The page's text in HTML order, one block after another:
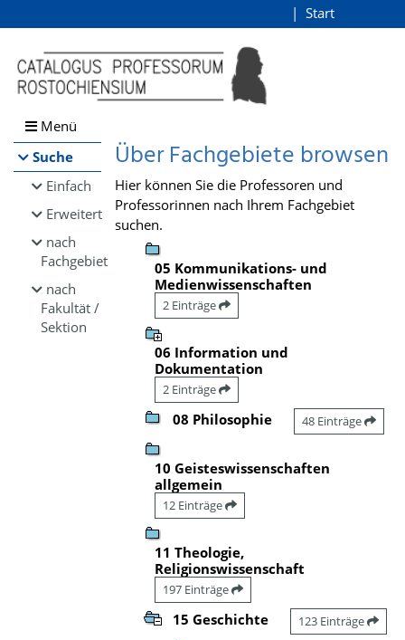
Browsen
direkt zum Inhalt
Start
Menü
Suche
Einfach
Erweitert
nach
Fachgebiet
nach
Fakultät /
Sektion
Über Fachgebiete browsen
Hier können Sie die Professoren und
Professorinnen nach Ihrem Fachgebiet
suchen.
05 Kommunikations- und
Medienwissenschaften
2 Einträge
06 Information und
Dokumentation
2 Einträge
08 Philosophie 48 Einträge
10 Geisteswissenschaften
allgemein
12 Einträge
11 Theologie,
Religionswissenschaft
197 Einträge
15 Geschichte 123 Einträge